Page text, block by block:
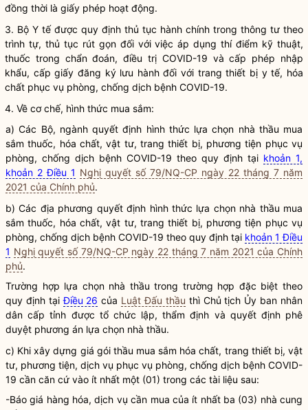
đồng thời là giấy phép hoạt động.
3. Bộ Y tế được quy định thủ tục hành chính trong thông tư theo
trình tự, thủ tục rút gọn đối với việc áp dụng thí điểm kỹ thuật,
thuốc trong chẩn đoán, điều trị COVID-19 và cấp phép nhập
khẩu, cấp giấy đăng ký lưu hành đối với trang thiết bị y tế, hóa
chất phục vụ phòng, chống dịch bệnh COVID-19.
4. Về cơ chế, hình thức mua sắm:
a) Các Bộ, ngành quyết định hình thức lựa chọn nhà thầu mua
sắm thuốc, hóa chất, vật tư, trang thiết bị, phương tiện phục vụ
phòng, chống dịch bệnh COVID-19 theo quy định tại khoản 1,
khoản 2 Điều 1 Nghị quyết số 79/NQ-CP ngày 22 tháng 7 năm
2021 của Chính phủ.
b) Các địa phương quyết định hình thức lựa chọn nhà thầu mua
sắm thuốc, hóa chất, vật tư, trang thiết bị, phương tiện phục vụ
phòng, chống dịch bệnh COVID-19 theo quy định tại khoản 1 Điều
1 Nghị quyết số 79/NQ-CP ngày 22 tháng 7 năm 2021 của Chính
phủ.
Trường hợp lựa chọn nhà thầu trong trường hợp đặc biệt theo
quy định tạiĐiều 26 của Luật Đấu thầu thì Chủ tịch Ủy ban nhân
dân cấp tỉnh được tổ chức lập, thẩm định và quyết định phê
duyệt phương án lựa chọn nhà thầu.
c) Khi xây dựng giá gói thầu mua sắm hóa chất, trang thiết bị, vật
tư, phương tiện, dịch vụ phục vụ phòng, chống dịch bệnh COVID-
19 cần căn cứ vào ít nhất một (01) trong các tài liệu sau:
-Báo giá hàng hóa, dịch vụ cần mua của ít nhất ba (03) nhà cung